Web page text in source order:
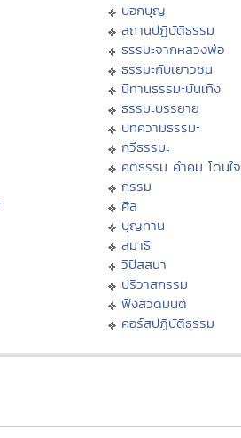
บอกบุญ
สถานปฏิบัติธรรม
ธรรมะจากหลวงพ่อ
ธรรมะกับเยาวชน
นิทานธรรมะบันเทิง
ธรรมะบรรยาย
บทความธรรมะ
กวีธรรมะ
คติธรรม คำคม โดนใจ
กรรม
ศีล
บุญทาน
สมาธิ
วิปัสสนา
ปริวาสกรรม
ฟังสวดมนต์
คอร์สปฏิบัติธรรม